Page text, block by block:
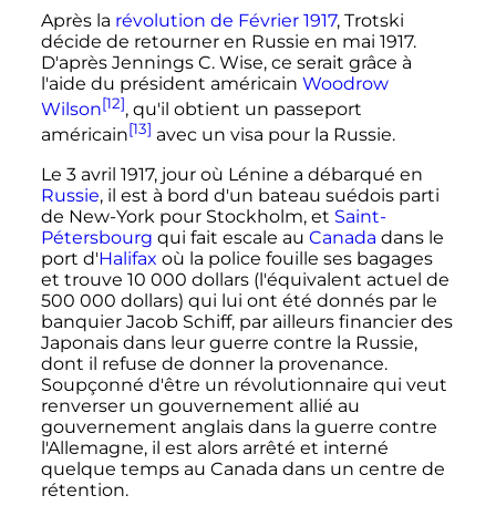
Après la révolution de Février 1917, Trotski
décide de retourner en Russie en mai 1917.
D'après Jennings C. Wise, ce serait grâce à
l'aide du président américain Woodrow
Wilson[12], qu'il obtient un passeport
américain[13] avec un visa pour la Russie.
Le 3 avril 1917, jour où Lénine a débarqué en
Russie, il est à bord d'un bateau suédois parti
de New-York pour Stockholm, et Saint-
Pétersbourg qui fait escale au Canada dans le
port d'Halifax où la police fouille ses bagages
et trouve 10 000 dollars(l'équivalent actuel de
500 000 dollars) qui lui ont été donnés par le
banquier Jacob Schiff, par ailleurs financier des
Japonais dans leur guerre contre la Russie,
dont il refuse de donner la provenance.
Soupçonné d'être un révolutionnaire qui veut
renverser un gouvernement allié au
gouvernement anglais dans la guerre contre
l'Allemagne, il est alors arrêté et interné
quelque temps au Canada dans un centre de
rétention.